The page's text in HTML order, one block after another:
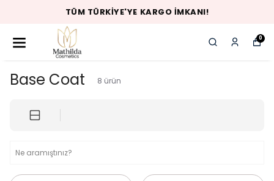
TÜM TÜRKIYE'YE KARGO İMKANI!
0
Base Coat 8 ürün